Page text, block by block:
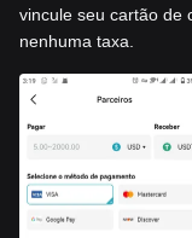
vincule seu cartão de
nenhuma taxa.